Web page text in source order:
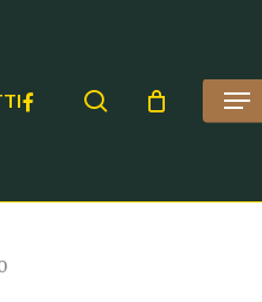
FACEBOOK search Menu